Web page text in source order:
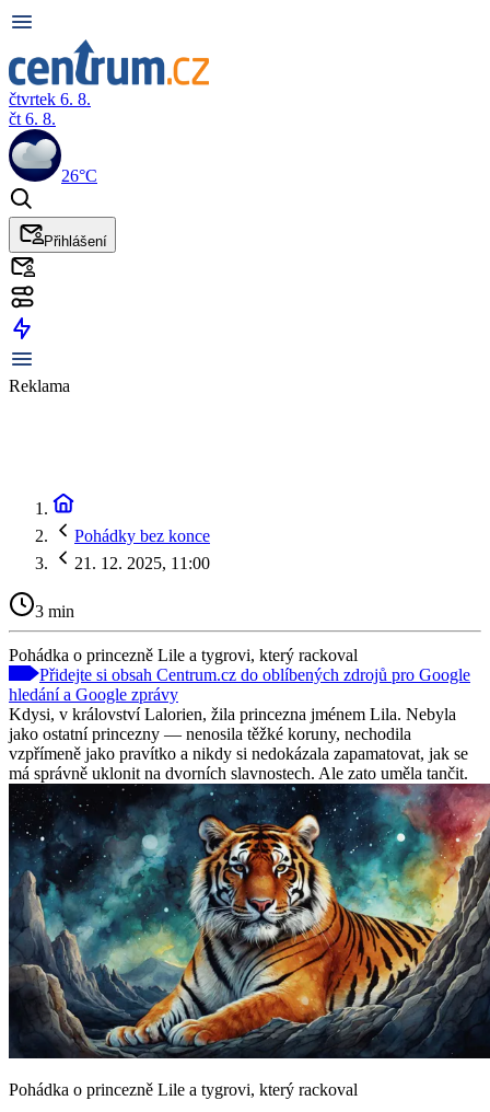
čtvrtek 6. 8.
čt 6. 8.
26°C
Přihlášení
Reklama
Pohádky bez konce
21. 12. 2025, 11:00
3 min
Pohádka o princezně Lile a tygrovi, který rackoval
Přidejte si obsah Centrum.cz do oblíbených zdrojů pro Google
hledání a Google zprávy
Kdysi, v království Lalorien, žila princezna jménem Lila. Nebyla
jako ostatní princezny — nenosila těžké koruny, nechodila
vzpřímeně jako pravítko a nikdy si nedokázala zapamatovat, jak se
má správně uklonit na dvorních slavnostech. Ale zato uměla tančit.
Pohádka o princezně Lile a tygrovi, který rackoval